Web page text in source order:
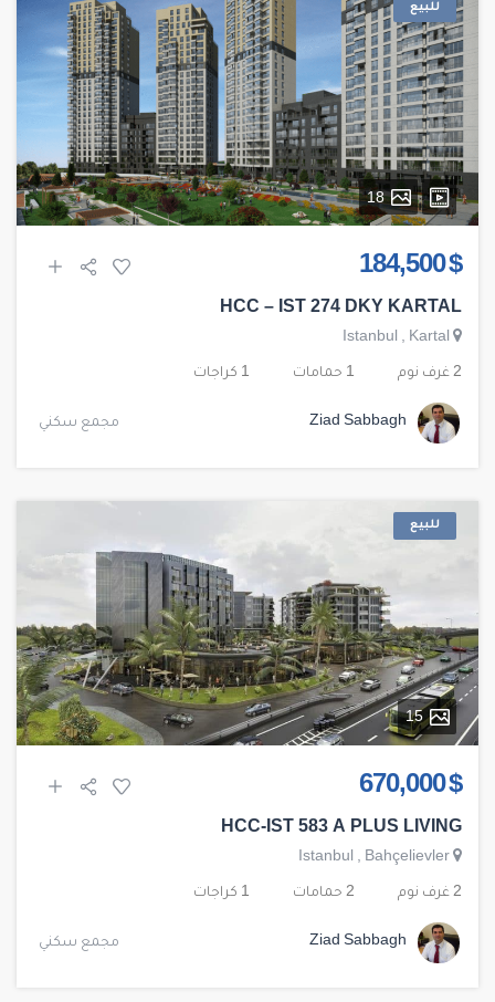
للبيع
18
$ 184,500
HCC – IST 274 DKY KARTAL
Istanbul , Kartal
2 غرف نوم 1 حمامات 1 كراجات
Ziad Sabbagh مجمع سكني
للبيع
15
$ 670,000
HCC-IST 583 A PLUS LIVING
Istanbul , Bahçelievler
2 غرف نوم 2 حمامات 1 كراجات
Ziad Sabbagh مجمع سكني